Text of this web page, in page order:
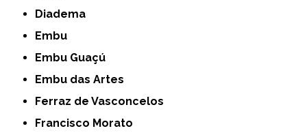
Diadema
Embu
Embu Guaçú
Embu das Artes
Ferraz de Vasconcelos
Francisco Morato